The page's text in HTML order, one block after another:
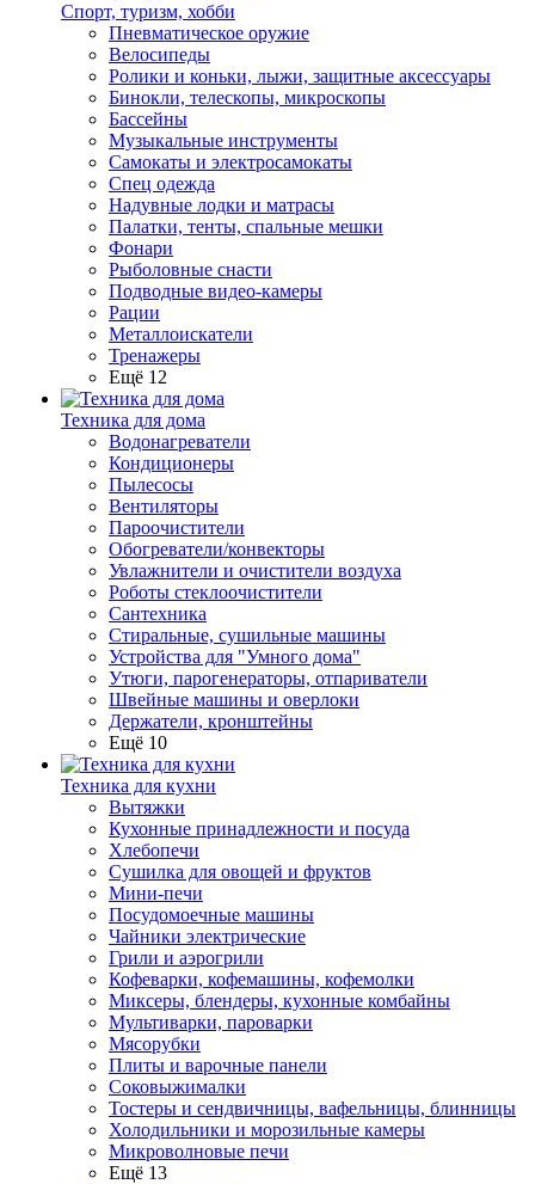
Спорт, туризм, хобби
Пневматическое оружие
Велосипеды
Ролики и коньки, лыжи, защитные аксессуары
Бинокли, телескопы, микроскопы
Бассейны
Музыкальные инструменты
Самокаты и электросамокаты
Спец одежда
Надувные лодки и матрасы
Палатки, тенты, спальные мешки
Фонари
Рыболовные снасти
Подводные видео-камеры
Рации
Металлоискатели
Тренажеры
Ещё 12
Техника для дома
Водонагреватели
Кондиционеры
Пылесосы
Вентиляторы
Пароочистители
Обогреватели/конвекторы
Увлажнители и очистители воздуха
Роботы стеклоочистители
Сантехника
Стиральные, сушильные машины
Устройства для "Умного дома"
Утюги, парогенераторы, отпариватели
Швейные машины и оверлоки
Держатели, кронштейны
Ещё 10
Техника для кухни
Вытяжки
Кухонные принадлежности и посуда
Хлебопечи
Сушилка для овощей и фруктов
Мини-печи
Посудомоечные машины
Чайники электрические
Грили и аэрогрили
Кофеварки, кофемашины, кофемолки
Миксеры, блендеры, кухонные комбайны
Мультиварки, пароварки
Мясорубки
Плиты и варочные панели
Соковыжималки
Тостеры и сендвичницы, вафельницы, блинницы
Холодильники и морозильные камеры
Микроволновые печи
Ещё 13